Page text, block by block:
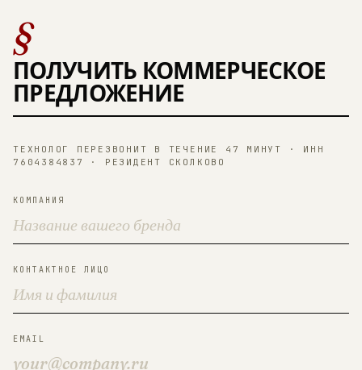
§
ПОЛУЧИТЬ КОММЕРЧЕСКОЕ
ПРЕДЛОЖЕНИЕ
ТЕХНОЛОГ ПЕРЕЗВОНИТ В ТЕЧЕНИЕ 47 МИНУТ · ИНН
7604384837 · РЕЗИДЕНТ СКОЛКОВО
КОМПАНИЯ
КОНТАКТНОЕ ЛИЦО
EMAIL